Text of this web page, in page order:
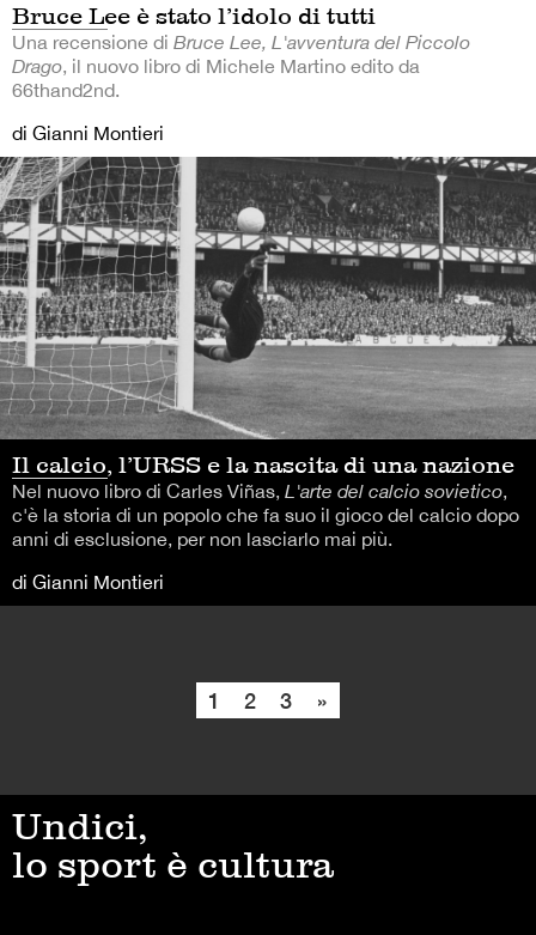
Bruce Lee è stato l’idolo di tutti
Una recensione di Bruce Lee, L'avventura del Piccolo
Drago, il nuovo libro di Michele Martino edito da
66thand2nd.
di Gianni Montieri
Il calcio, l’URSS e la nascita di una nazione
Nel nuovo libro di Carles Viñas, L'arte del calcio sovietico,
c'è la storia di un popolo che fa suo il gioco del calcio dopo
anni di esclusione, per non lasciarlo mai più.
di Gianni Montieri
1 2 3 »
Undici,
lo sport è cultura